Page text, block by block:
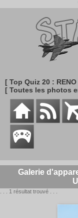
[ Top Quiz 20 :
[ Toutes les photos
Galerie
. . . 1 résultat trouvé . . .